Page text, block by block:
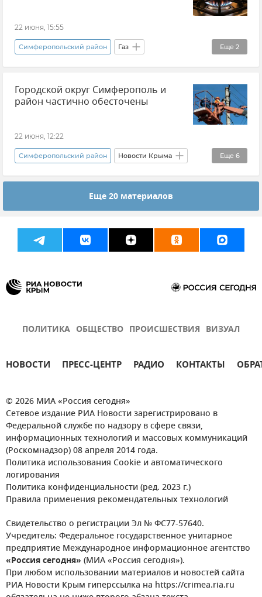
22 июня, 15:55
Еще 2
Симферопольский район Газ
Отключение газа в Крыму Крымгазсети
Городской округ Симферополь и
район частично обесточены
22 июня, 12:22
Еще 6
Симферопольский район Новости Крыма
Симферополь Красногвардейский район
Электросети Крыма
Еще 20 материалов
ПОЛИТИКА ОБЩЕСТВО ПРОИСШЕСТВИЯ ВИЗУАЛ
НОВОСТИ ПРЕСС-ЦЕНТР РАДИО КОНТАКТЫ
© 2026 МИА «Россия сегодня»
Сетевое издание РИА Новости зарегистрировано в
Федеральной службе по надзору в сфере связи,
информационных технологий и массовых коммуникаций
(Роскомнадзор) 08 апреля 2014 года.
Политика использования Cookie и автоматического
логирования
Политика конфиденциальности (ред. 2023 г.)
Правила применения рекомендательных технологий
Свидетельство о регистрации Эл № ФС77-57640.
Учредитель: Федеральное государственное унитарное
предприятие Международное информационное агентство
«Россия сегодня» (МИА «Россия сегодня»).
При любом использовании материалов и новостей сайта
РИА Новости Крым гиперссылка на https://crimea.ria.ru